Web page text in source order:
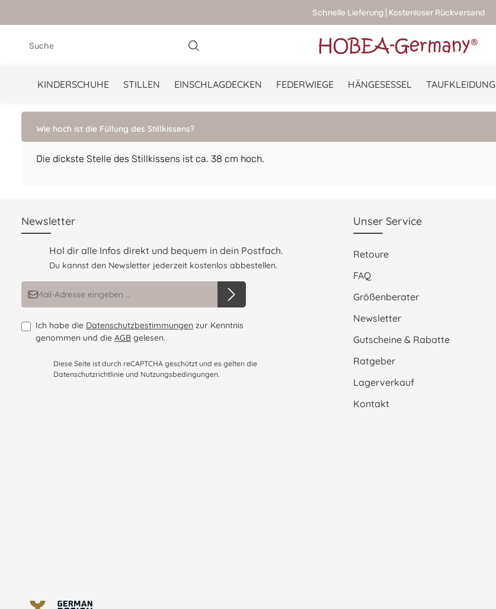
Schnelle Lieferung | Kostenloser Rückversand
KINDERSCHUHE STILLEN EINSCHLAGDECKEN FEDERWIEGE HÄNGESESSEL TAUFKLEIDUNG
Wie hoch ist die Füllung des Stillkissens?
Die dickste Stelle des Stillkissens ist ca. 38 cm hoch.
Newsletter
Hol dir alle Infos direkt und bequem in dein Postfach.
Du kannst den Newsletter jederzeit kostenlos abbestellen.
E-Mail-Adresse*
Ich habe die Datenschutzbestimmungen zur Kenntnis
genommen und die AGB gelesen.
Diese Seite ist durch reCAPTCHA geschützt und es gelten die
Datenschutzrichtlinie und Nutzungsbedingungen.
Unser Service
Retoure
FAQ
Größenberater
Newsletter
Gutscheine & Rabatte
Ratgeber
Lagerverkauf
Kontakt